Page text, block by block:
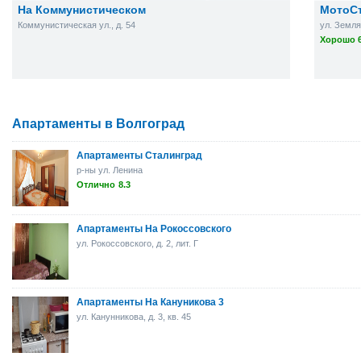
На Коммунистическом
Коммунистическая ул., д. 54
ул.
Хорошо
Апартаменты в Волгоград
Апартаменты Сталинград
р-ны ул. Ленина
Отлично 8.3
Апартаменты На Рокоссовского
ул. Рокоссовского, д. 2, лит. Г
Апартаменты На Кануникова 3
ул. Канунникова, д. 3, кв. 45